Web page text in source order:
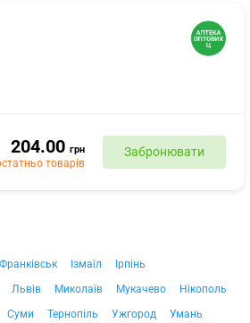
204.00 грн
товарів
Забронювати
Франківськ Ізмаїл
Ірпінь
Львів Миколаїв Мукачево
Нікополь
Суми Тернопіль Ужгород
Умань